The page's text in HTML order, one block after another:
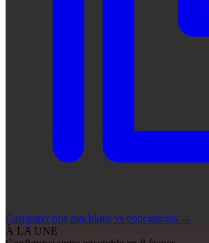
Comparer nos machines vs concurrents →
À LA UNE